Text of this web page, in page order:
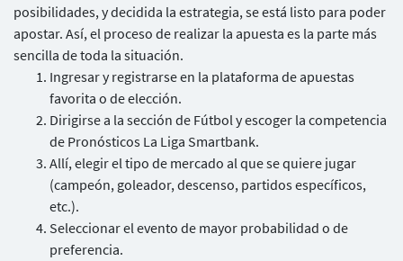
posibilidades, y decidida la estrategia, se está listo para poder
apostar. Así, el proceso de realizar la apuesta es la parte más
sencilla de toda la situación.
Ingresar y registrarse en la plataforma de apuestas
favorita o de elección.
Dirigirse a la sección de Fútbol y escoger la competencia
de Pronósticos La Liga Smartbank.
Allí, elegir el tipo de mercado al que se quiere jugar
(campeón, goleador, descenso, partidos específicos,
etc.).
Seleccionar el evento de mayor probabilidad o de
preferencia.